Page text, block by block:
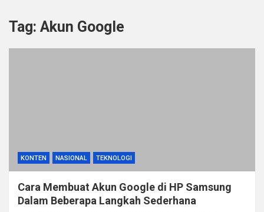
Tag: Akun Google
KONTEN NASIONAL TEKNOLOGI
Cara Membuat Akun Google di HP Samsung
Dalam Beberapa Langkah Sederhana